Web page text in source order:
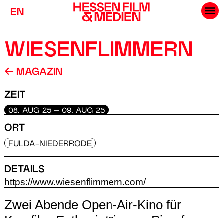
EN
WIESENFLIMMERN
MAGAZIN
ZEIT
08. AUG 25 – 09. AUG 25
ORT
FULDA-NIEDERRODE
DETAILS
https://www.wiesenflimmern.com/
Zwei Abende Open-Air-Kino für